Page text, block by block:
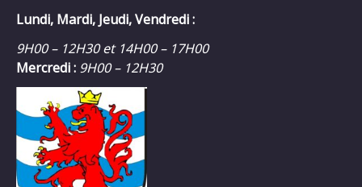
Lundi, Mardi, Jeudi, Vendredi :
9H00 – 12H30 et 14H00 – 17H00
Mercredi : 9H00 – 12H30